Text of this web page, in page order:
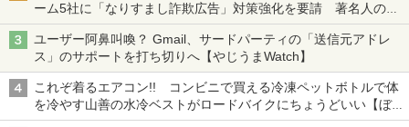
ーム5社に「なりすまし詐欺広告」対策強化を要請 著名人の写
真や映像を使った投資詐欺などへの対策として
ユーザー阿鼻叫喚？ Gmail、サードパーティの「送信元アドレ
ス」のサポートを打ち切りへ【やじうまWatch】
これぞ着るエアコン!! コンビニで買える冷凍ペットボトルで体
を冷やす山善の水冷ベストがロードバイクにちょうどいい【ぼっ
ち・ざ・ろーど！その14】【空いた時間でなにしてる？】